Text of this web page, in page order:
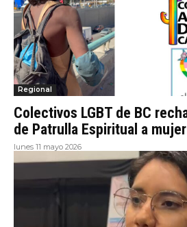
Regional
Colectivos LGBT de BC
de Patrulla Espiritual a
lunes 11 mayo 2026